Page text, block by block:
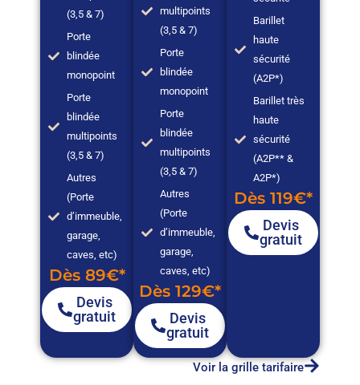
(3,5 & 7)
Porte
blindée
monopoint
Porte
blindée
multipoints
(3,5 & 7)
Autres
(Porte
d’immeuble,
garage,
caves, etc)
Dès 89€*
Devis
gratuit
multipoints
(3,5 & 7)
Porte
blindée
monopoint
Porte
blindée
multipoints
(3,5 & 7)
Autres
(Porte
d’immeuble,
garage,
caves, etc)
Dès 129€*
Devis
gratuit
Barillet
haute
sécurité
(A2P*)
Barillet très
haute
sécurité
(A2P** &
A2P*)
Dès 119€*
Devis
gratuit
Voir la grille tarifaire